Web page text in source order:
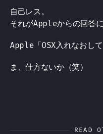
自己レス。
それがAppleからの回答
Apple「OSX入れなおして
ま、仕方ないか（笑）
READ